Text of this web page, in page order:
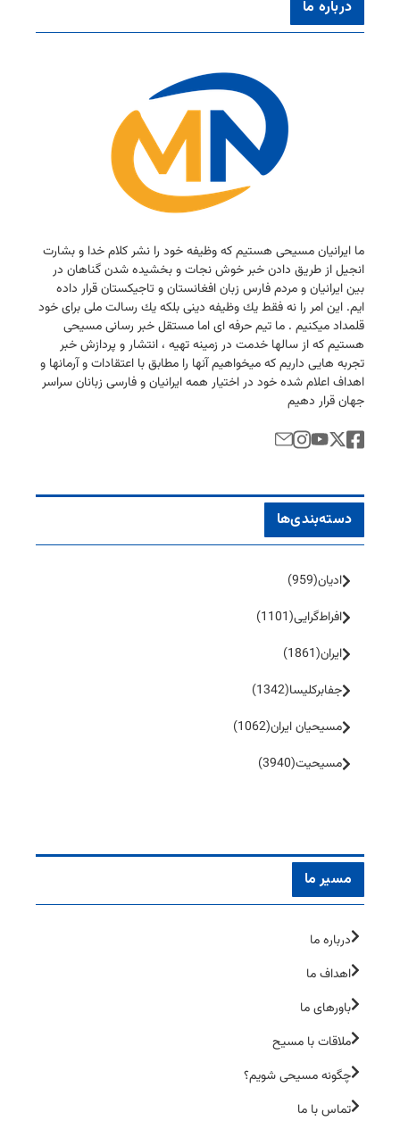
درباره ما
ما ایرانیان مسیحی هستیم كه وظیفه خود را نشر كلام خدا و بشارت
انجیل از طریق دادن خبر خوش نجات و بخشیده شدن گناهان در
بین ایرانیان و مردم فارس زبان افغانستان و تاجیكستان قرار داده
ایم. این امر را نه فقط یك وظیفه دینی بلكه یك رسالت ملی برای خود
قلمداد میكنیم . ما تیم حرفه ای اما مستقل خبر رسانی مسیحی
هستیم كه از سالها خدمت در زمینه تهیه ، انتشار و پردازش خبر
تجربه هایی داریم كه میخواهیم آنها را مطابق با اعتقادات و آرمانها و
اهداف اعلام شده خود در اختیار همه ایرانیان و فارسی زبانان سراسر
جهان قرار دهیم
دسته‌بندی‌ها
ادیان(959)
افراط‌گرایی(1101)
ایران(1861)
جفا‌بر‌کلیسا(1342)
مسیحیان ایران(1062)
مسیحیت(3940)
مسیر ما
درباره ما
اهداف ما
باورهای ما
ملاقات با مسیح
چگونه مسیحی شویم؟
تماس با ما